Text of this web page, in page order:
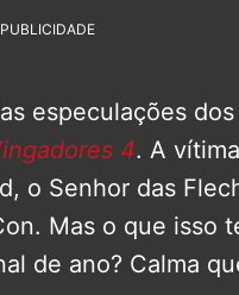
PUBLICIDADE
especulações
4. A
o Senhor das
Mas o que isso
de ano? Calma